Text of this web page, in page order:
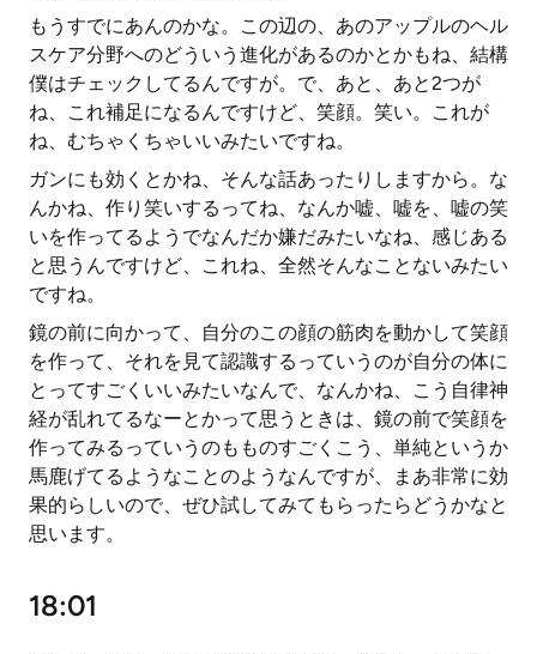
もうすでにあんのかな。この辺の、あのアップルのヘル
スケア分野へのどういう進化があるのかとかもね、結構
僕はチェックしてるんですが。で、あと、あと2つが
ね、これ補足になるんですけど、笑顔。笑い。これが
ね、むちゃくちゃいいみたいですね。
ガンにも効くとかね、そんな話あったりしますから。な
んかね、作り笑いするってね、なんか嘘、嘘を、嘘の笑
いを作ってるようでなんだか嫌だみたいなね、感じある
と思うんですけど、これね、全然そんなことないみたい
ですね。
鏡の前に向かって、自分のこの顔の筋肉を動かして笑顔
を作って、それを見て認識するっていうのが自分の体に
とってすごくいいみたいなんで、なんかね、こう自律神
経が乱れてるなーとかって思うときは、鏡の前で笑顔を
作ってみるっていうのもものすごくこう、単純というか
馬鹿げてるようなことのようなんですが、まあ非常に効
果的らしいので、ぜひ試してみてもらったらどうかなと
思います。
18:01